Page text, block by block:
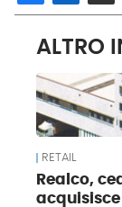
ALTRO
RETAIL
Realco,
acquisisce